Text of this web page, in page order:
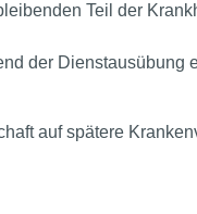
Teil der
der Dienstausübung
auf spätere